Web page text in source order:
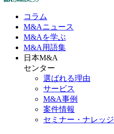
コラム
M&Aニュース
M&Aを学ぶ
M&A 用語集
日本M&A
センター
選ばれる理由
サービス
M&A事例
案件情報
セミナー・ナレッジ